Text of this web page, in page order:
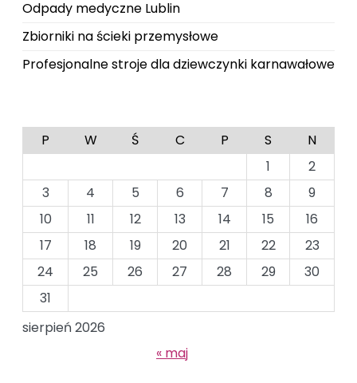
Odpady medyczne Lublin
Zbiorniki na ścieki przemysłowe
Profesjonalne stroje dla dziewczynki karnawałowe
sierpień 2026
P W Ś C P S
N
1
2
3
4 5 6 7 8
9
10
11 12 13 14 15
16
17
18 19 20 21 22
23
24
25 26 27 28 29
30
31
« maj